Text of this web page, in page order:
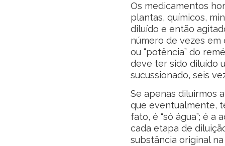
Os medicamentos
plantas, químicos,
diluído e então
número de vezes
ou “potência” do
deve ter sido diluído
sucussionado, seis
Se apenas diluirmos
que eventualmente,
fato, é “só água”; é
cada etapa de
substância original